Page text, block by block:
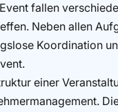
fallen
Neben allen
Koordination
einer